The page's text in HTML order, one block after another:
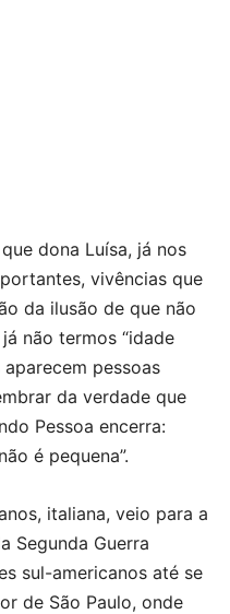
dona Luísa, já nos
vivências que
da ilusão de que não
não termos “idade
pessoas
da verdade que
Pessoa encerra:
é pequena”.
italiana, veio para a
Segunda Guerra
sul-americanos até se
de São Paulo, onde